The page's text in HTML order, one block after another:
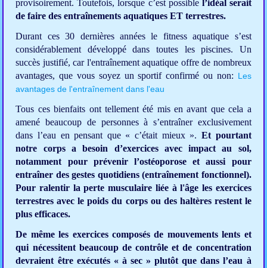
provisoirement. Toutefois, lorsque c’est possible l’idéal serait
de faire des entraînements aquatiques ET terrestres.
Durant ces 30 dernières années le fitness aquatique s’est
considérablement développé dans toutes les piscines. Un
succès justifié, car l'entraînement aquatique offre de nombreux
avantages, que vous soyez un sportif confirmé ou non: Les
avantages de l'entraînement dans l'eau
Tous ces bienfaits ont tellement été mis en avant que cela a
amené beaucoup de personnes à s’entraîner exclusivement
dans l’eau en pensant que « c’était mieux ». Et pourtant
notre corps a besoin d’exercices avec impact au sol,
notamment pour prévenir l’ostéoporose et aussi pour
entraîner des gestes quotidiens (entraînement fonctionnel).
Pour ralentir la perte musculaire liée à l'âge les exercices
terrestres avec le poids du corps ou des haltères restent le
plus efficaces.
De même les exercices composés de mouvements lents et
qui nécessitent beaucoup de contrôle et de concentration
devraient être exécutés « à sec » plutôt que dans l’eau à